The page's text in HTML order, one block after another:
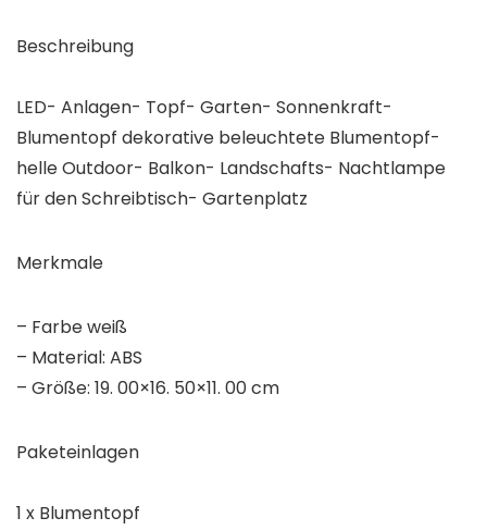
Beschreibung
LED- Anlagen- Topf- Garten- Sonnenkraft-
Blumentopf dekorative beleuchtete Blumentopf-
helle Outdoor- Balkon- Landschafts- Nachtlampe
für den Schreibtisch- Gartenplatz
Merkmale
– Farbe weiß
– Material: ABS
– Größe: 19. 00×16. 50×11. 00 cm
Paketeinlagen
1 x Blumentopf